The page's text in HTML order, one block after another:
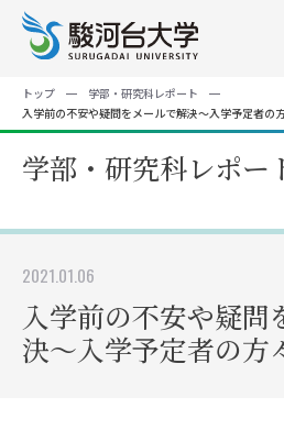
トップ
学部・研究科レポート
入学前の不安や疑問をメールで解決〜入学予定者の
学部・研究科レポー
2021.01.06
入学前の不安や疑問
決〜入学予定者の方